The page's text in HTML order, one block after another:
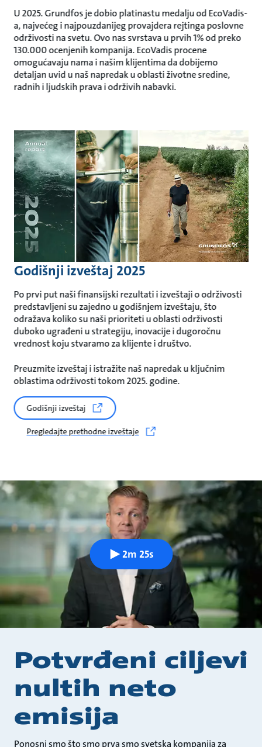
U 2025. Grundfos je dobio platinastu medalju od EcoVadis-
a, najvećeg i najpouzdanijeg provajdera rejtinga poslovne
održivosti na svetu. Ovo nas svrstava u prvih 1% od preko
130.000 ocenjenih kompanija. EcoVadis procene
omogućavaju nama i našim klijentima da dobijemo
detaljan uvid u naš napredak u oblasti životne sredine,
radnih i ljudskih prava i održivih nabavki.
Godišnji izveštaj 2025
Po prvi put naši finansijski rezultati i izveštaji o održivosti
predstavljeni su zajedno u godišnjem izveštaju, što
odražava koliko su naši prioriteti u oblasti održivosti
duboko ugrađeni u strategiju, inovacije i dugoročnu
vrednost koju stvaramo za klijente i društvo.
Preuzmite izveštaj i istražite naš napredak u ključnim
oblastima održivosti tokom 2025. godine.
Godišnji izveštaj
Pregledajte prethodne izveštaje
2m 25s
Potvrđeni ciljevi
nultih neto
emisija
Ponosni smo što smo prva smo svetska kompanija za